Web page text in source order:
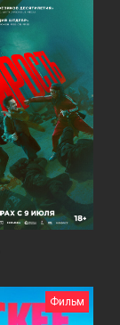
Фильм